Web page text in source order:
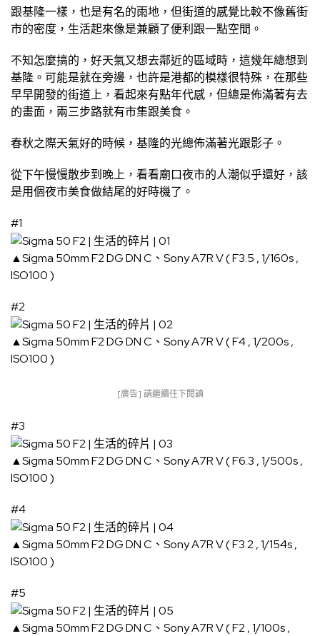
跟基隆一樣，也是有名的雨地，但街道的感覺比較不像舊街
市的密度，生活起來像是兼顧了便利跟一點空間。
不知怎麼搞的，好天氣又想去鄰近的區域時，這幾年總想到
基隆。可能是就在旁邊，也許是港都的模樣很特殊，在那些
早早開發的街道上，看起來有點年代感，但總是佈滿著有去
的畫面，兩三步路就有市集跟美食。
春秋之際天氣好的時候，基隆的光總佈滿著光跟影子。
從下午慢慢散步到晚上，看看廟口夜市的人潮似乎還好，該
是用個夜市美食做結尾的好時機了。
#1
▲Sigma 50mm F2 DG DN C、Sony A7R V ( F3.5 , 1/160s ,
ISO100 )
#2
▲Sigma 50mm F2 DG DN C、Sony A7R V ( F4 , 1/200s ,
ISO100 )
[廣告] 請繼續往下閱讀
#3
▲Sigma 50mm F2 DG DN C、Sony A7R V ( F6.3 , 1/500s ,
ISO100 )
#4
▲Sigma 50mm F2 DG DN C、Sony A7R V ( F3.2 , 1/154s ,
ISO100 )
#5
▲Sigma 50mm F2 DG DN C、Sony A7R V ( F2 , 1/100s ,